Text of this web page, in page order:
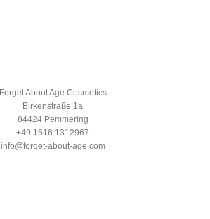
Forget About Age Cosmetics
Birkenstraße 1a
84424 Pemmering
+49 1516 1312967
info@forget-about-age.com